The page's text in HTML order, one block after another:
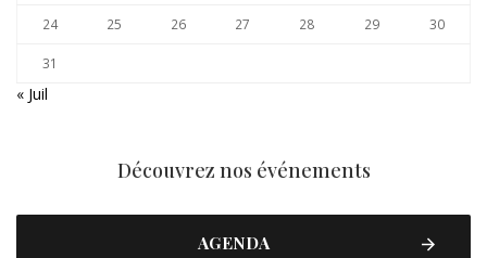
24 25 26 27 28 29 30
31
« Juil
Découvrez nos événements
AGENDA